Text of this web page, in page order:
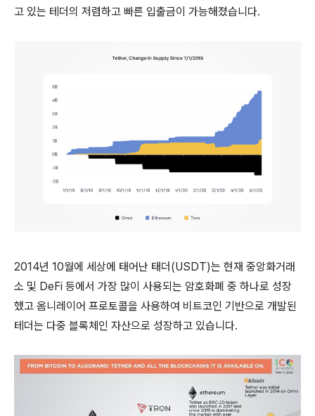
고 있는 테더의 저렴하고 빠른 입출금이 가능해졌습니다.
2014년 10월에 세상에 태어난 태더(USDT)는 현재 중앙화거래
소 및 DeFi 등에서 가장 많이 사용되는 암호화폐 중 하나로 성장
했고 옴니레이어 프로토콜을 사용하여 비트코인 기반으로 개발된
테더는 다중 블록체인 자산으로 성장하고 있습니다.